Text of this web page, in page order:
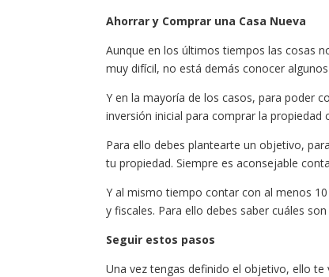
Ahorrar y Comprar una Casa Nueva
Aunque en los últimos tiempos las cosas
muy difícil, no está demás conocer
Y en la mayoría de los casos, para poder
inversión inicial para comprar la propiedad
Para ello debes plantearte un objetivo,
tu propiedad. Siempre es aconsejable
Y al mismo tiempo contar con al menos
y fiscales. Para ello debes saber cuáles
Seguir estos pasos
Una vez tengas definido el objetivo, ello